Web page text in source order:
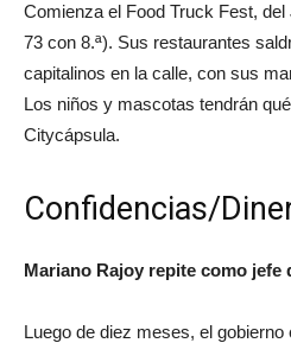
Comienza el Food Truck Fest,
73 con 8.ª). Sus restaurantes
capitalinos en la calle, con sus
Los niños y mascotas tendrán
Citycápsula.
Confidencias/
Mariano Rajoy repite como jefe
Luego de diez meses, el